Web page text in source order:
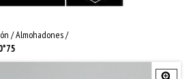
/Almohadones/